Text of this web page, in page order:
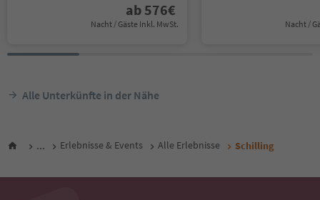
ab 576€
Nacht / Gäste Inkl. MwSt. Nacht /
Alle Unterkünfte in der Nähe
... Erlebnisse & Events Alle Erlebnisse Schilling